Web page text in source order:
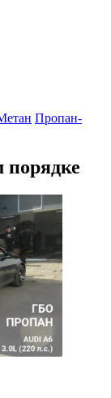
Пропан-
порядке